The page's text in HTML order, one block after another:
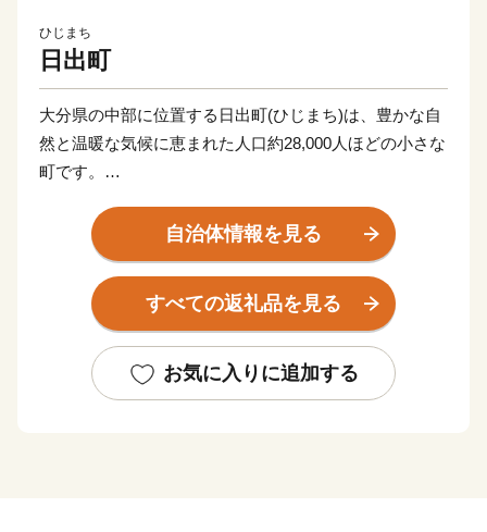
ひじまち
日出町
大分県の中部に位置する日出町(ひじまち)は、豊かな自
然と温暖な気候に恵まれた人口約28,000人ほどの小さな
町です。
は、連日多くの人々が容器を手に賑わっています（町で
は上水道の大部分が良質な地下水で賄われています）。
湧水は地上に限らず、海底からも湧き出しており、真清
水と海水が混ざる海域では、町の特産品である高級魚
このように、素晴らしい環境に恵まれた日出町では、大
分むぎ焼酎「二階堂」をはじめ、豊後牛やブランド豚
自治体情報を見る
すべての返礼品を見る
お気に入りに追加する